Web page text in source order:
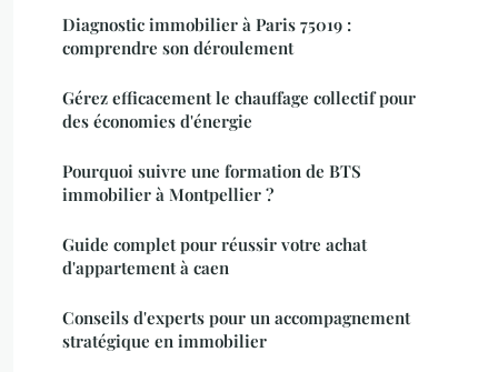
Diagnostic immobilier à Paris 75019 :
comprendre son déroulement
Gérez efficacement le chauffage collectif pour
des économies d'énergie
Pourquoi suivre une formation de BTS
immobilier à Montpellier ?
Guide complet pour réussir votre achat
d'appartement à caen
Conseils d'experts pour un accompagnement
stratégique en immobilier